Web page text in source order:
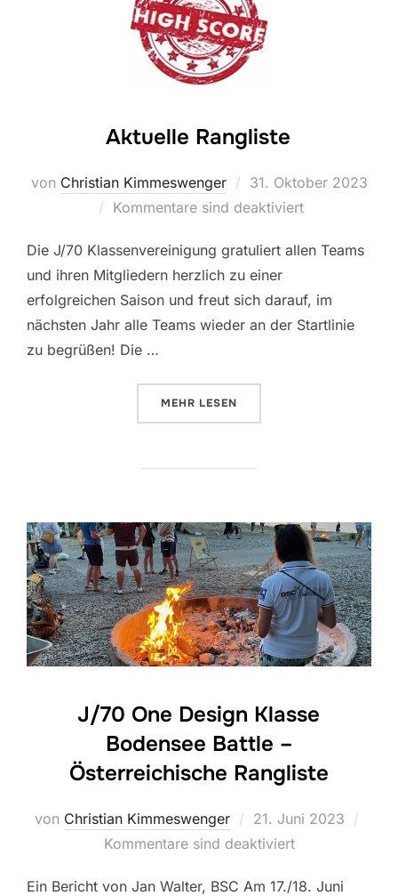
Aktuelle Rangliste
von Christian Kimmeswenger
Veröffentlicht
am
31. Oktober 2023
Kommentare sind deaktiviert
Die J/70 Klassenvereinigung gratuliert allen Teams
und ihren Mitgliedern herzlich zu einer
erfolgreichen Saison und freut sich darauf, im
nächsten Jahr alle Teams wieder an der Startlinie
zu begrüßen! Die …
MEHR ÜBER „AKTUELLE RANGLISTE“
LESEN
J/70 One Design Klasse
Bodensee Battle –
Österreichische Rangliste
von Christian Kimmeswenger
Veröffentlicht
am
21. Juni 2023
Kommentare sind deaktiviert
Ein Bericht von Jan Walter, BSC Am 17./18. Juni